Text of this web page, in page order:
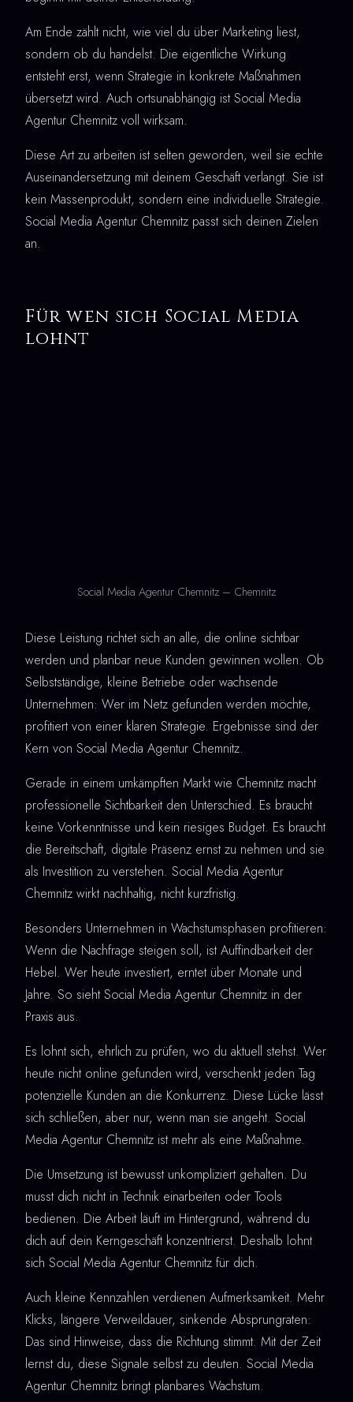
Am Ende zählt nicht, wie viel du über Marketing liest,
sondern ob du handelst. Die eigentliche Wirkung
entsteht erst, wenn Strategie in konkrete Maßnahmen
übersetzt wird. Auch ortsunabhängig ist Social Media
Agentur Chemnitz voll wirksam.
Diese Art zu arbeiten ist selten geworden, weil sie echte
Auseinandersetzung mit deinem Geschäft verlangt. Sie ist
kein Massenprodukt, sondern eine individuelle Strategie.
Social Media Agentur Chemnitz passt sich deinen Zielen
an.
Für wen sich Social Media
lohnt
Social Media Agentur Chemnitz – Chemnitz
Diese Leistung richtet sich an alle, die online sichtbar
werden und planbar neue Kunden gewinnen wollen. Ob
Selbstständige, kleine Betriebe oder wachsende
Unternehmen: Wer im Netz gefunden werden möchte,
profitiert von einer klaren Strategie. Ergebnisse sind der
Kern von Social Media Agentur Chemnitz.
Gerade in einem umkämpften Markt wie Chemnitz macht
professionelle Sichtbarkeit den Unterschied. Es braucht
keine Vorkenntnisse und kein riesiges Budget. Es braucht
die Bereitschaft, digitale Präsenz ernst zu nehmen und sie
als Investition zu verstehen. Social Media Agentur
Chemnitz wirkt nachhaltig, nicht kurzfristig.
Besonders Unternehmen in Wachstumsphasen profitieren:
Wenn die Nachfrage steigen soll, ist Auffindbarkeit der
Hebel. Wer heute investiert, erntet über Monate und
Jahre. So sieht Social Media Agentur Chemnitz in der
Praxis aus.
Es lohnt sich, ehrlich zu prüfen, wo du aktuell stehst. Wer
heute nicht online gefunden wird, verschenkt jeden Tag
potenzielle Kunden an die Konkurrenz. Diese Lücke lässt
sich schließen, aber nur, wenn man sie angeht. Social
Media Agentur Chemnitz ist mehr als eine Maßnahme.
Die Umsetzung ist bewusst unkompliziert gehalten. Du
musst dich nicht in Technik einarbeiten oder Tools
bedienen. Die Arbeit läuft im Hintergrund, während du
dich auf dein Kerngeschäft konzentrierst. Deshalb lohnt
sich Social Media Agentur Chemnitz für dich.
Auch kleine Kennzahlen verdienen Aufmerksamkeit. Mehr
Klicks, längere Verweildauer, sinkende Absprungraten:
Das sind Hinweise, dass die Richtung stimmt. Mit der Zeit
lernst du, diese Signale selbst zu deuten. Social Media
Agentur Chemnitz bringt planbares Wachstum.